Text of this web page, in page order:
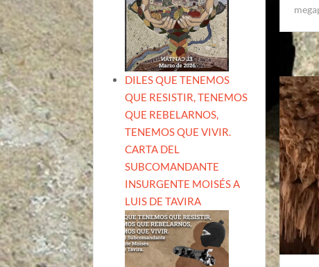
DILES QUE TENEMOS
QUE RESISTIR, TENEMOS
QUE REBELARNOS,
TENEMOS QUE VIVIR.
CARTA DEL
SUBCOMANDANTE
INSURGENTE MOISÉS A
LUIS DE TAVIRA